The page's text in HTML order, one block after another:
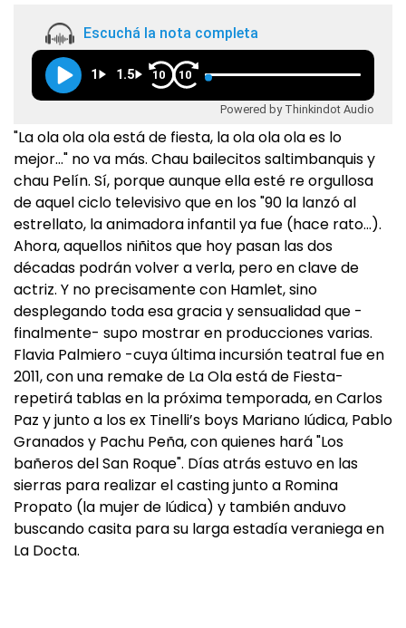
Escuchá la nota completa
1 1.5 10 10
Powered by Thinkindot Audio
"La ola ola ola está de fiesta, la ola ola ola es lo
mejor…" no va más. Chau bailecitos saltimbanquis y
chau Pelín. Sí, porque aunque ella esté re orgullosa
de aquel ciclo televisivo que en los "90 la lanzó al
estrellato, la animadora infantil ya fue (hace rato…).
Ahora, aquellos niñitos que hoy pasan las dos
décadas podrán volver a verla, pero en clave de
actriz. Y no precisamente con Hamlet, sino
desplegando toda esa gracia y sensualidad que -
finalmente- supo mostrar en producciones varias.
Flavia Palmiero -cuya última incursión teatral fue en
2011, con una remake de La Ola está de Fiesta-
repetirá tablas en la próxima temporada, en Carlos
Paz y junto a los ex Tinelli’s boys Mariano Iúdica, Pablo
Granados y Pachu Peña, con quienes hará "Los
bañeros del San Roque". Días atrás estuvo en las
sierras para realizar el casting junto a Romina
Propato (la mujer de Iúdica) y también anduvo
buscando casita para su larga estadía veraniega en
La Docta.